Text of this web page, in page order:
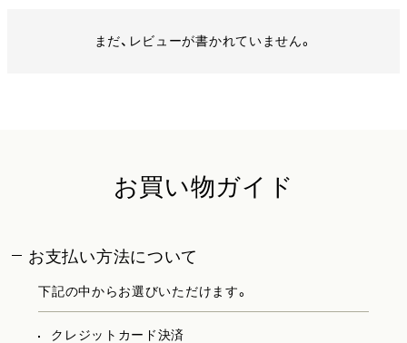
まだ、レビューが書かれていません。
お買い物ガイド
お支払い方法について
下記の中からお選びいただけます。
クレジットカード決済